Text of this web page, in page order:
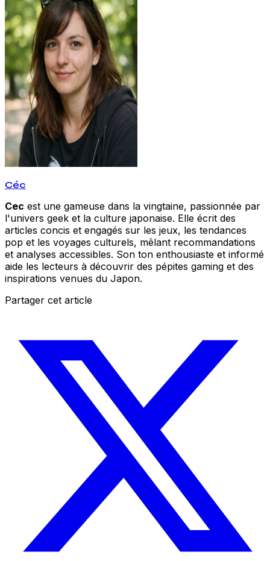
Céc
Cec est une gameuse dans la vingtaine, passionnée par
l'univers geek et la culture japonaise. Elle écrit des
articles concis et engagés sur les jeux, les tendances
pop et les voyages culturels, mêlant recommandations
et analyses accessibles. Son ton enthousiaste et informé
aide les lecteurs à découvrir des pépites gaming et des
inspirations venues du Japon.
Partager cet article